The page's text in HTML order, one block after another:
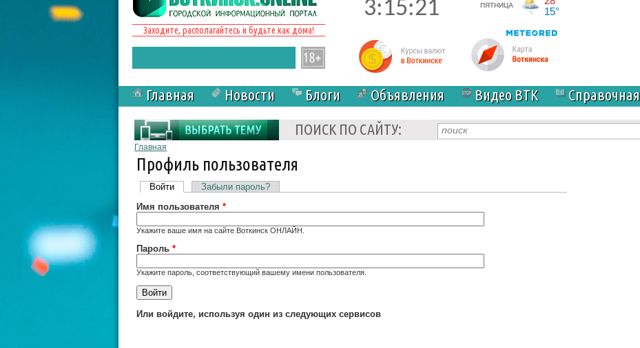
Заходите, располагайтесь и будьте как дома!
3:15:22
Главная Новости Блоги Объявления Видео ВТК Справочная
ПОИСК ПО САЙТУ:
Форма поиска
Вы здесь
Главная
Профиль пользователя
Главные вкладки
Войти (активная вкладка)
Забыли пароль?
Имя пользователя *
Укажите ваше имя на сайте Воткинск ОНЛАЙН.
Пароль *
Укажите пароль, соответствующий вашему имени пользователя.
Или войдите, используя один из следующих сервисов